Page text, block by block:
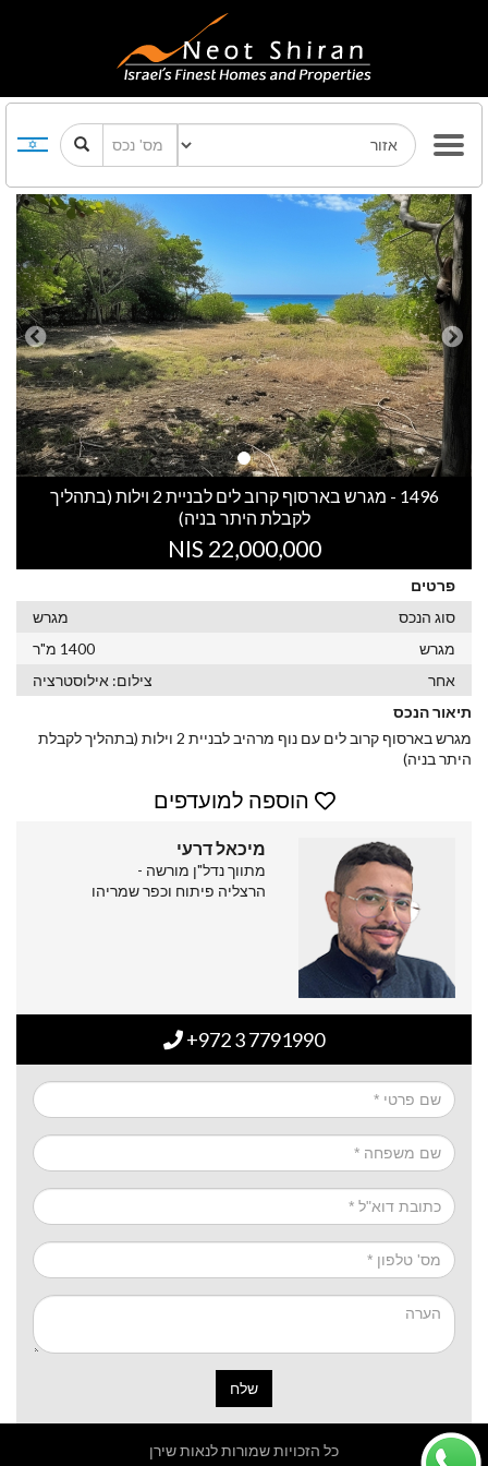
Previous Next
1496 - מגרש בארסוף קרוב לים לבניית 2 וילות (בתהליך
לקבלת היתר בניה)
22,000,000 NIS
פרטים
סוג הנכס
מגרש
מגרש
1400 מ"ר
אחר
צילום: אילוסטרציה
תיאור הנכס
מגרש בארסוף קרוב לים עם נוף מרהיב לבניית 2 וילות (בתהליך לקבלת
היתר בניה)
הוספה למועדפים
מיכאל דרעי
מתווך נדל"ן מורשה -
הרצליה פיתוח וכפר שמריהו
+972 3 7791990
שלח
כל הזכויות שמורות לנאות שירן